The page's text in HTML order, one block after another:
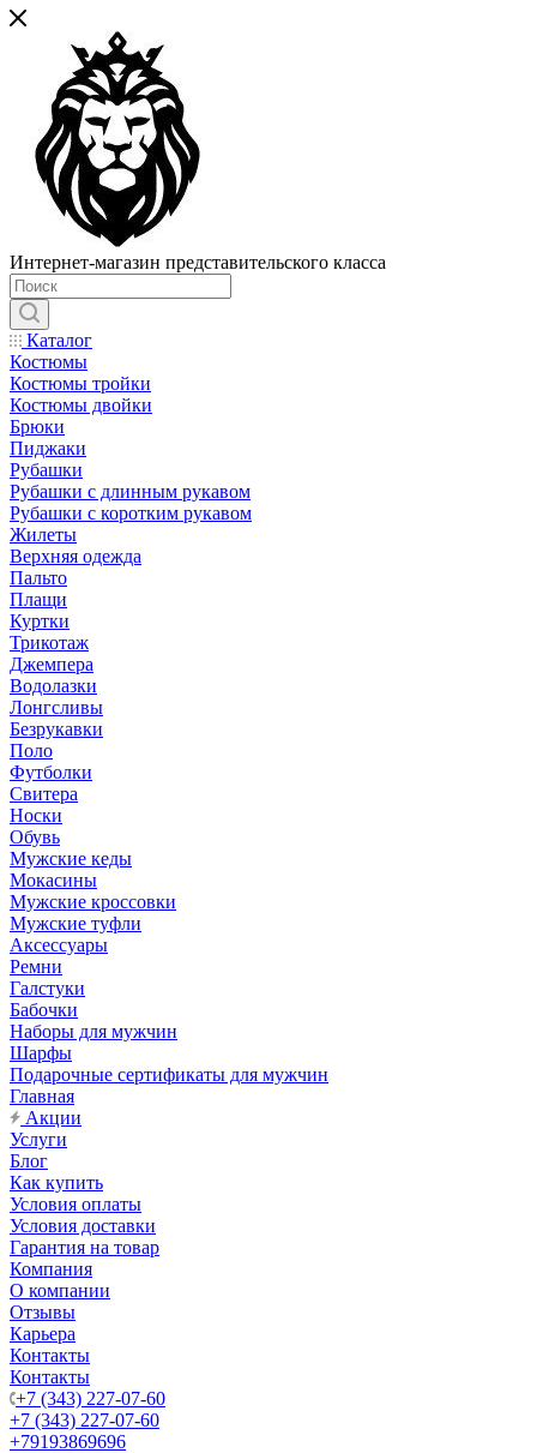
Интернет-магазин представительского класса
Каталог
Костюмы
Костюмы тройки
Костюмы двойки
Брюки
Пиджаки
Рубашки
Рубашки с длинным рукавом
Рубашки с коротким рукавом
Жилеты
Верхняя одежда
Пальто
Плащи
Куртки
Трикотаж
Джемпера
Водолазки
Лонгсливы
Безрукавки
Поло
Футболки
Свитера
Носки
Обувь
Мужские кеды
Мокасины
Мужские кроссовки
Мужские туфли
Аксессуары
Ремни
Галстуки
Бабочки
Наборы для мужчин
Шарфы
Подарочные сертификаты для мужчин
Главная
Акции
Услуги
Блог
Как купить
Условия оплаты
Условия доставки
Гарантия на товар
Компания
О компании
Отзывы
Карьера
Контакты
Контакты
+7 (343) 227-07-60
+7 (343) 227-07-60
+79193869696